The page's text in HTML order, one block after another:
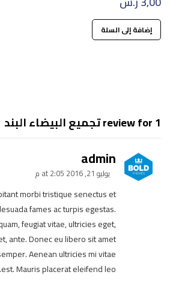
إضافة إلى السلة
1 review for تجميع البيضاء البند
admin
يوليو 21, 2016 at 2:05 م
morbi tristique senectus et
fames ac turpis egestas.
feugiat vitae, ultricies eget,
ante. Donec eu libero sit amet
Aenean ultricies mi vitae
est. Mauris placerat eleifend leo.